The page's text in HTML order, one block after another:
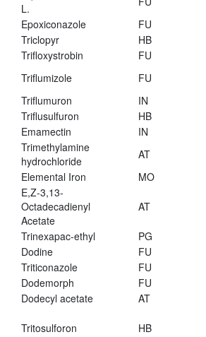
L.
Epoxiconazole
FU
Triclopyr
HB
Trifloxystrobin
FU
Triflumizole
FU
Triflumuron
IN
Triflusulfuron
HB
Emamectin
IN
Trimethylamine
hydrochloride
AT
Elemental Iron
MO
E,Z-3,13-
Octadecadienyl
Acetate
AT
Trinexapac-ethyl PG
Dodine
FU
Triticonazole
FU
Dodemorph
FU
Dodecyl acetate
AT
Tritosulforon HB